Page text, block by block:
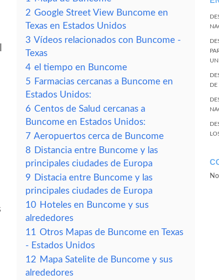
2 Google Street View Buncome en
Texas en Estados Unidos
3 Vídeos relacionados con Buncome -
Texas
4 el tiempo en Buncome
5 Farmacias cercanas a Buncome en
Estados Unidos:
6 Centos de Salud cercanas a
Buncome en Estados Unidos:
7 Aeropuertos cerca de Buncome
8 Distancia entre Buncome y las
principales ciudades de Europa
9 Distacia entre Buncome y las
principales ciudades de Europa
10 Hoteles en Buncome y sus
alrededores
11 Otros Mapas de Buncome en Texas
- Estados Unidos
12 Mapa Satelite de Buncome y sus
alrededores
DE